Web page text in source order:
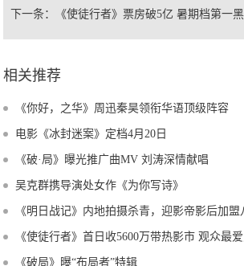
下一条： 《使徒行者》票房破5亿 暑期档第一
相关推荐
《你好，之华》周迅秦昊领衔华语顶级阵容
电影《冰封迷案》定档4月20日
《破·局》曝光推广曲MV 刘涛深情献唱
吴克群携导演处女作《为你写诗》
《明日战记》内地拍摄杀青，迎影帝影后加
《使徒行者》首日收5600万带热影市 观众最
《破局》曝“布局者”特辑